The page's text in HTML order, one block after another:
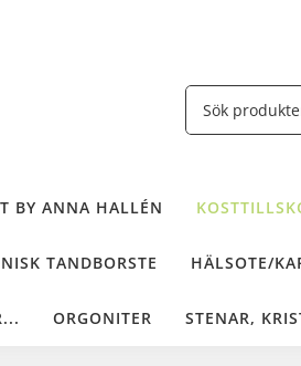
BY ANNA HALLÉN
TANDBORSTE HÄLSOTE/
ORGONITER STENAR,